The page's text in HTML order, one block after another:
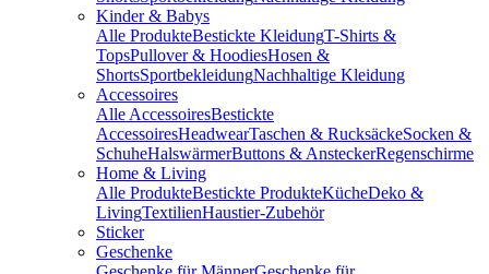
Kinder & Babys
Alle ProdukteBestickte KleidungT-Shirts &
TopsPullover & HoodiesHosen &
ShortsSportbekleidungNachhaltige Kleidung
Accessoires
Alle AccessoiresBestickte
AccessoiresHeadwearTaschen & RucksäckeSocken &
SchuheHalswärmerButtons & AnsteckerRegenschirme
Home & Living
Alle ProdukteBestickte ProdukteKücheDeko &
LivingTextilienHaustier-Zubehör
Sticker
Geschenke